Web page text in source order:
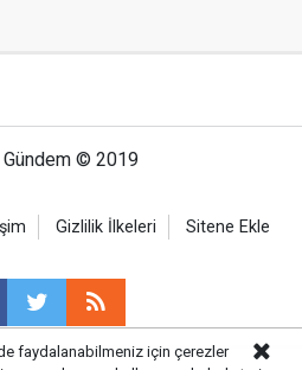
Gündem © 2019
Gizlilik İlkeleri Sitene Ekle
faydalanabilmeniz için çerezler